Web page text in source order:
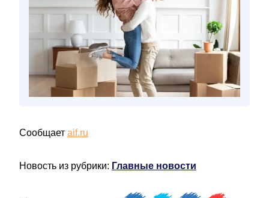
Сообщает aif.ru
Новость из рубрики: Главные новости